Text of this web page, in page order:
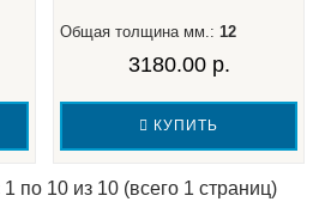
Общая толщина мм.: 12
3180.00 р.
КУПИТЬ
по 10 из 10 (всего 1 страниц)